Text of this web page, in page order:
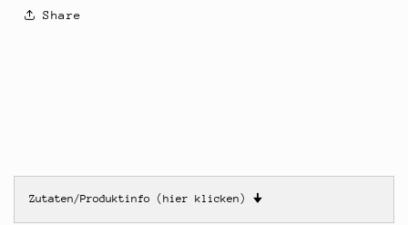
Share
Zutaten/Produktinfo (hier klicken) 🠋